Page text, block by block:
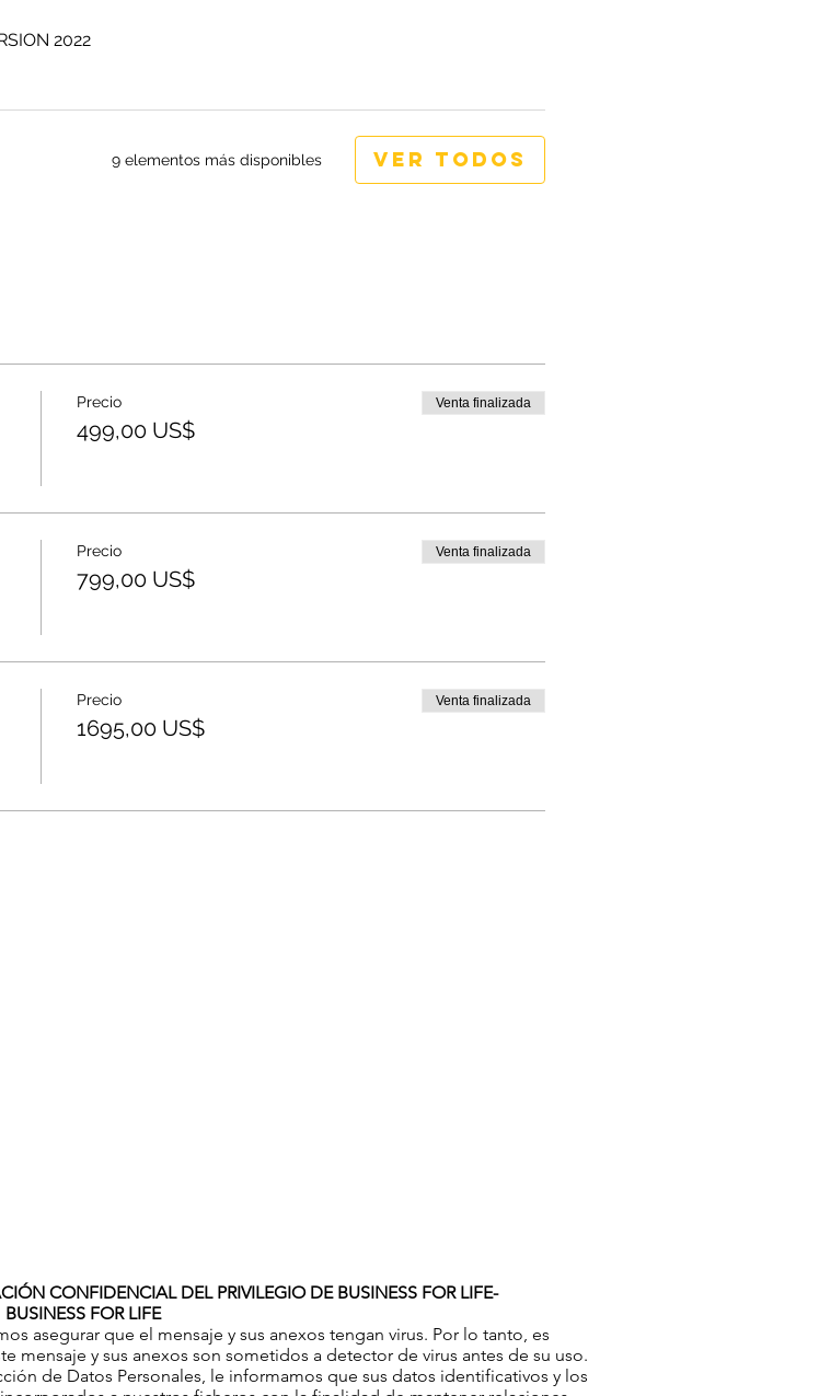
2022
9 elementos más disponibles Ver todos
Precio
499,00 US$
Venta finalizada
Precio
799,00 US$
Venta finalizada
Precio
1695,00 US$
Venta finalizada
CONFIDENCIAL DEL PRIVILEGIO DE BUSINESS FOR LIFE-
BUSINESS FOR LIFE
asegurar que el mensaje y sus anexos tengan virus. Por lo tanto, es
mensaje y sus anexos son sometidos a detector de virus antes de su uso.
de Datos Personales, le informamos que sus datos identificativos y los